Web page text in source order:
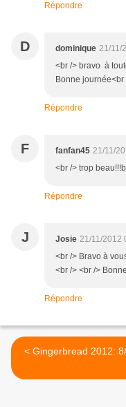
Répondre
D dominique 21/11/
<br /> bravo à
Bonne journée<br
Répondre
F fanfan45 21/11/
<br /> trop
Répondre
J Josie 21/11/2012
<br /> Bravo à
<br /> <br />
Répondre
< Gingerbread 2012: